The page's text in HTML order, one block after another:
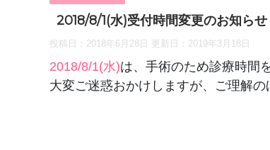
2018/8/1(水)受付時間変更のお知らせ
投稿日：2018年6月28日 更新日： 2019年3月18日
2018/8/1(水)は、手術のため診療時間
大変ご迷惑おかけしますが、ご理解の